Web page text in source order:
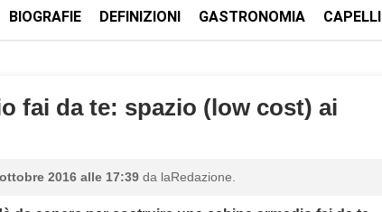
BIOGRAFIE DEFINIZIONI GASTRONOMIA CAPELLI
fai da te: spazio (low cost) ai
2016 alle 17:39 da laRedazione.